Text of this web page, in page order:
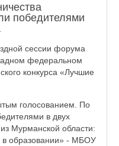
победителями
сессии форума
федеральном
конкурса «Лучшие
голосованием. По
в двух
Мурманской области:
в образовании» - МБОУ